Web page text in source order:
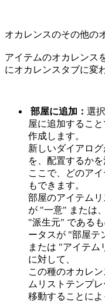
オカレンスのその他の
アイテムのオカレンス
にオカレンスタブに変
部屋に追加： 選
屋に追加するこ
作成します。
新しいダイアロ
を、配置するか
ここで、どのア
もできます。
部屋のアイテム
が "一意" または、
"派生元" である
ータスが "部屋テ
または "アイテム
に対して、
この種のオカレ
ムリストテンプ
移動することによ